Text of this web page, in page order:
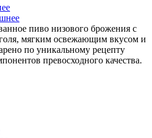
пиво низового брожения с
мягким освежающим вкусом и
по уникальному рецепту
превосходного качества.